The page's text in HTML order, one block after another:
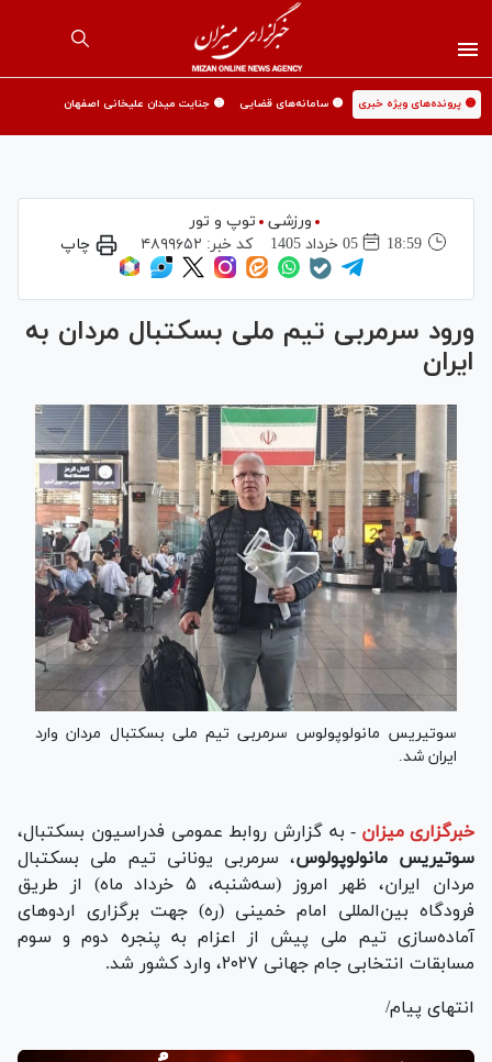
🟡 پرونده‌های ویژه خبری 🟡 سامانه‌های قضایی 🟡 جنایت میدان علیخانی اصفهان
ورزشی
توپ و تور
18:59
05 خرداد 1405 کد خبر: ۴۸۹۹۶۵۲ چاپ
ورود سرمربی تیم ملی بسکتبال مردان به
ایران
سوتیریس مانولوپولوس سرمربی تیم ملی بسکتبال مردان وارد
ایران شد.
خبرگزاری میزان - به گزارش روابط عمومی فدراسیون بسکتبال،
سوتیریس مانولوپولوس، سرمربی یونانی تیم ملی بسکتبال
مردان ایران، ظهر امروز (سه‌شنبه، ۵ خرداد ماه) از طریق
فرودگاه بین‌المللی امام خمینی (ره) جهت برگزاری اردو‌های
آماده‌سازی تیم ملی پیش از اعزام به پنجره دوم و سوم
مسابقات انتخابی جام جهانی ۲۰۲۷، وارد کشور شد.
انتهای پیام/